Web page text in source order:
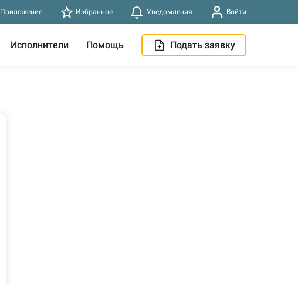
Приложение Избранное Уведомления Войти
Исполнители Помощь Подать заявку